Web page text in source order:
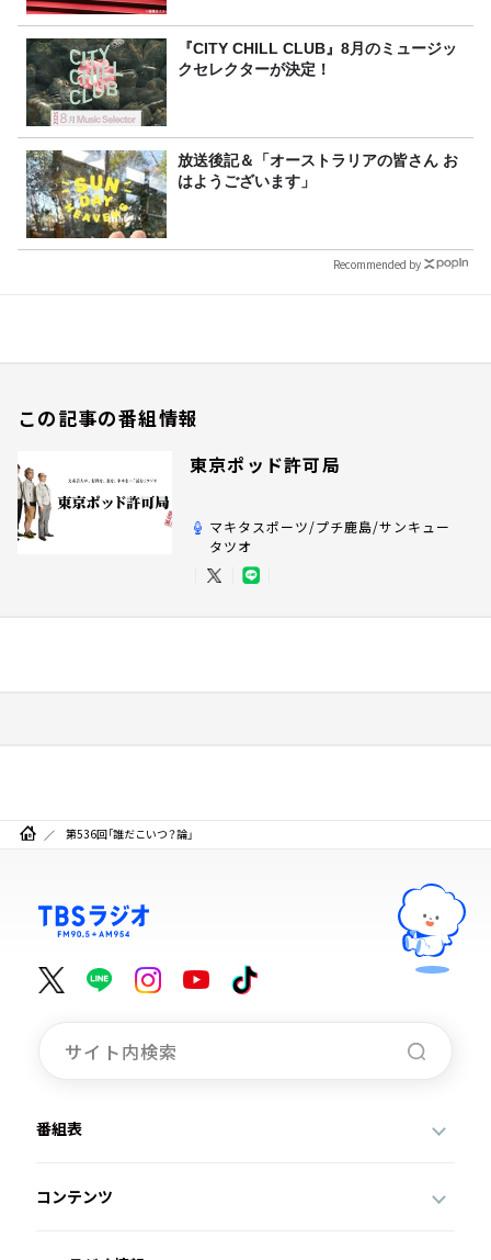
『CITY CHILL CLUB』8月のミュージッ
クセレクターが決定！
放送後記＆「オーストラリアの皆さん お
はようございます」
Recommended by
この記事の番組情報
東京ポッド許可局
マキタスポーツ/プチ鹿島/サンキュー
タツオ
第536回「誰だこいつ？論」
番組表
コンテンツ